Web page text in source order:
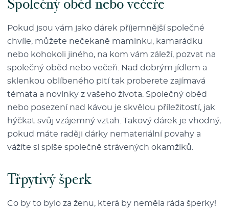
Společný oběd nebo večeře
Pokud jsou vám jako dárek příjemnější společné
chvíle, můžete nečekaně maminku, kamarádku
nebo kohokoli jiného, na kom vám záleží, pozvat na
společný oběd nebo večeři. Nad dobrým jídlem a
sklenkou oblíbeného pití tak proberete zajímavá
témata a novinky z vašeho života. Společný oběd
nebo posezení nad kávou je skvělou příležitostí, jak
hýčkat svůj vzájemný vztah. Takový dárek je vhodný,
pokud máte raději dárky nemateriální povahy a
vážíte si spíše společně strávených okamžiků.
Třpytivý šperk
Co by to bylo za ženu, která by neměla ráda šperky!